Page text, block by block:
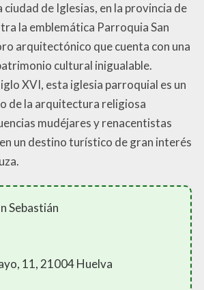
ciudad de Iglesias, en la provincia de
la emblemática Parroquia San
arquitectónico que cuenta con una
cultural inigualable.
XVI, esta iglesia parroquial es un
de la arquitectura religiosa
mudéjares y renacentistas
un destino turístico de gran interés
11, 21004 Huelva